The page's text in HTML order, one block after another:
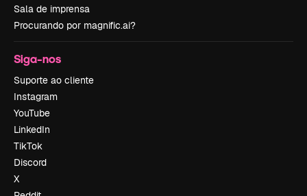
Sala de imprensa
Procurando por magnific.ai?
Siga-nos
Suporte ao cliente
Instagram
YouTube
LinkedIn
TikTok
Discord
X